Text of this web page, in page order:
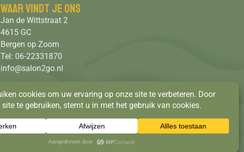
Waar vindt je ons
Jan de Wittstraat 2
4615 GC
Bergen op Zoom
Tel: 06-22331870
info@salon2go.nl
Contact